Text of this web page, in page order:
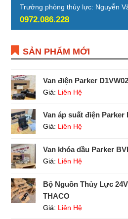
Trưởng phòng thủy lực: Nguyễn
0972.086.228
SẢN PHẨM MỚI
Van điện Parker
Giá: Liên Hệ
Van áp suất điện Parker
Giá: Liên Hệ
Van khóa dầu Parker
Giá: Liên Hệ
Bộ Nguồn Thủy Lực
THACO
Giá: Liên Hệ